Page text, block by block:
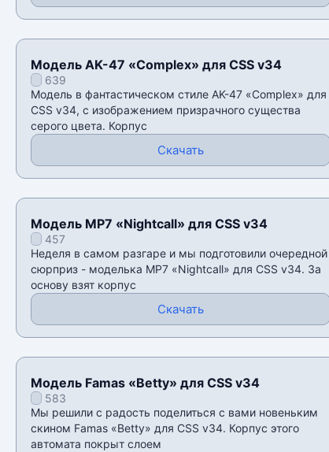
Модель AK-47 «Complex» для CSS v34
639
Модель в фантастическом стиле AK-47 «Complex» для
CSS v34, с изображением призрачного существа
серого цвета. Корпус
Скачать
Модель MP7 «Nightcall» для CSS v34
457
Неделя в самом разгаре и мы подготовили очередной
сюрприз - моделька MP7 «Nightcall» для CSS v34. За
основу взят корпус
Скачать
Модель Famas «Betty» для CSS v34
583
Мы решили с радость поделиться с вами новеньким
скином Famas «Betty» для CSS v34. Корпус этого
автомата покрыт слоем